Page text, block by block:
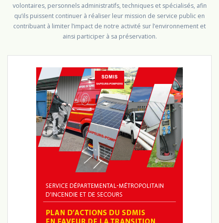
volontaires, personnels administratifs, techniques et spécialisés, afin
qu’ils puissent continuer à réaliser leur mission de service public en
contribuant à limiter l’impact de notre activité sur l’environnement et
ainsi participer à sa préservation.